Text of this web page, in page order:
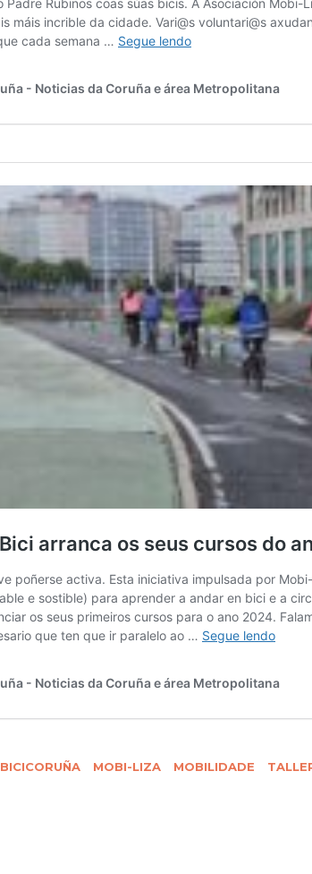
BICICORUÑA MOBI-LIZA MOBILIDADE